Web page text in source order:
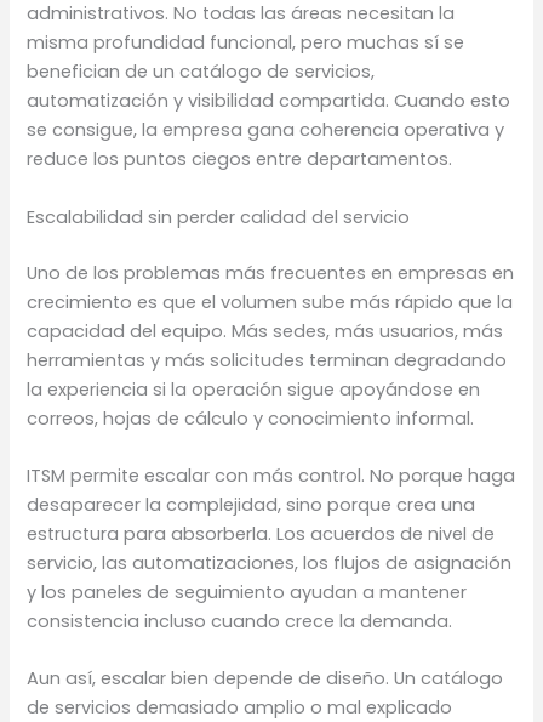
administrativos. No todas las áreas necesitan la
misma profundidad funcional, pero muchas sí se
benefician de un catálogo de servicios,
automatización y visibilidad compartida. Cuando esto
se consigue, la empresa gana coherencia operativa y
reduce los puntos ciegos entre departamentos.
Escalabilidad sin perder calidad del servicio
Uno de los problemas más frecuentes en empresas en
crecimiento es que el volumen sube más rápido que la
capacidad del equipo. Más sedes, más usuarios, más
herramientas y más solicitudes terminan degradando
la experiencia si la operación sigue apoyándose en
correos, hojas de cálculo y conocimiento informal.
ITSM permite escalar con más control. No porque haga
desaparecer la complejidad, sino porque crea una
estructura para absorberla. Los acuerdos de nivel de
servicio, las automatizaciones, los flujos de asignación
y los paneles de seguimiento ayudan a mantener
consistencia incluso cuando crece la demanda.
Aun así, escalar bien depende de diseño. Un catálogo
de servicios demasiado amplio o mal explicado